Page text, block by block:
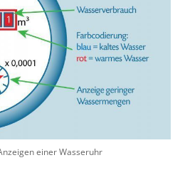
einer Wasseruhr